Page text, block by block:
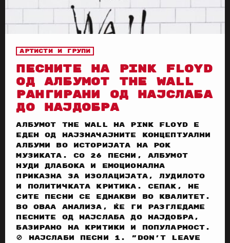
Артисти и групи
ПЕСНИТЕ НА PINK FLOYD
ОД АЛБУМОТ THE WALL
РАНГИРАНИ ОД НАЈСЛАБА
ДО НАЈДОБРА
Албумот The Wall на Pink Floyd е
еден од најзначајните концептуални
албуми во историјата на рок
музиката. Со 26 песни, албумот
нуди длабока и емоционална
приказна за изолацијата, лудилото
и политичката критика. Сепак, не
сите песни се еднакви во квалитет.
Во оваа анализа, ќе ги разгледаме
песните од најслаба до најдобра,
базирано на критики и популарност.
🚫 Најслаби песни 1. "Don't Leave